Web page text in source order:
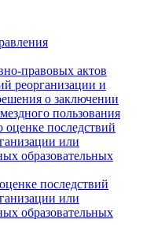
правовых актов
реорганизации и
о заключении
пользования
последствий
или
образовательных
последствий
или
образовательных